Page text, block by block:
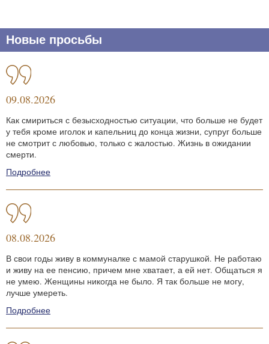
Новые просьбы
09.08.2026
Как смириться с безысходностью ситуации, что больше не будет
у тебя кроме иголок и капельниц до конца жизни, супруг больше
не смотрит с любовью, только с жалостью. Жизнь в ожидании
смерти.
Подробнее
08.08.2026
В свои годы живу в коммуналке с мамой старушкой. Не работаю
и живу на ее пенсию, причем мне хватает, а ей нет. Общаться я
не умею. Женщины никогда не было. Я так больше не могу,
лучше умереть.
Подробнее